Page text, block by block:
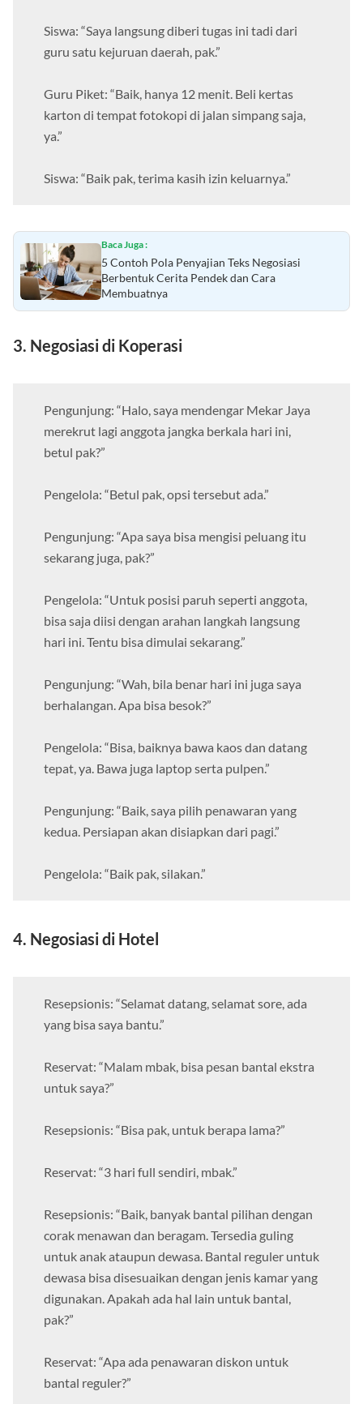
Siswa: “Saya langsung diberi tugas ini tadi dari
guru satu kejuruan daerah, pak.”
Guru Piket: “Baik, hanya 12 menit. Beli kertas
karton di tempat fotokopi di jalan simpang saja,
ya.”
Siswa: “Baik pak, terima kasih izin keluarnya.”
Baca Juga :
5 Contoh Pola Penyajian Teks Negosiasi
Berbentuk Cerita Pendek dan Cara
Membuatnya
3. Negosiasi di Koperasi
Pengunjung: “Halo, saya mendengar Mekar Jaya
merekrut lagi anggota jangka berkala hari ini,
betul pak?”
Pengelola: “Betul pak, opsi tersebut ada.”
Pengunjung: “Apa saya bisa mengisi peluang itu
sekarang juga, pak?”
Pengelola: “Untuk posisi paruh seperti anggota,
bisa saja diisi dengan arahan langkah langsung
hari ini. Tentu bisa dimulai sekarang.”
Pengunjung: “Wah, bila benar hari ini juga saya
berhalangan. Apa bisa besok?”
Pengelola: “Bisa, baiknya bawa kaos dan datang
tepat, ya. Bawa juga laptop serta pulpen.”
Pengunjung: “Baik, saya pilih penawaran yang
kedua. Persiapan akan disiapkan dari pagi.”
Pengelola: “Baik pak, silakan.”
4. Negosiasi di Hotel
Resepsionis: “Selamat datang, selamat sore, ada
yang bisa saya bantu.”
Reservat: “Malam mbak, bisa pesan bantal ekstra
untuk saya?”
Resepsionis: “Bisa pak, untuk berapa lama?”
Reservat: “3 hari full sendiri, mbak.”
Resepsionis: “Baik, banyak bantal pilihan dengan
corak menawan dan beragam. Tersedia guling
untuk anak ataupun dewasa. Bantal reguler untuk
dewasa bisa disesuaikan dengan jenis kamar yang
digunakan. Apakah ada hal lain untuk bantal,
pak?”
Reservat: “Apa ada penawaran diskon untuk
bantal reguler?”